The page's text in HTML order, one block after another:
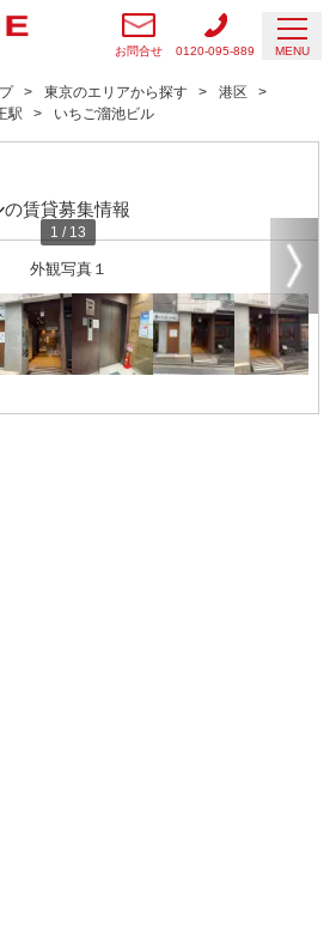
お問合せ 0120-095-889 MENU
東京のエリアから探す
港区
駅 いちご溜池ビル
の賃貸募集情報
外観写真１
1 / 13